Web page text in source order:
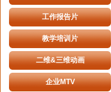
工作报告片
教学培训片
二维&三维动画
企业MTV